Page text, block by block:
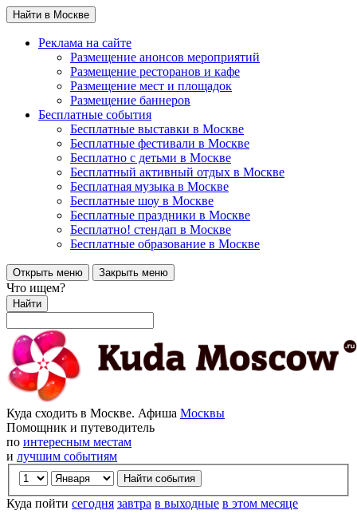
Найти в Москве
Реклама на сайте
Размещение анонсов мероприятий
Размещение ресторанов и кафе
Размещение мест и площадок
Размещение баннеров
Бесплатные события
Бесплатные выставки в Москве
Бесплатные фестивали в Москве
Бесплатно с детьми в Москве
Бесплатный активный отдых в Москве
Бесплатная музыка в Москве
Бесплатные шоу в Москве
Бесплатные праздники в Москве
Бесплатно! стендап в Москве
Бесплатные образование в Москве
Открыть меню Закрыть меню
Что ищем?
Найти
Куда сходить в Москве. Афиша Москвы
Помощник и путеводитель
по интересным местам
и лучшим событиям
Куда пойти сегодня завтра в выходные в этом месяце